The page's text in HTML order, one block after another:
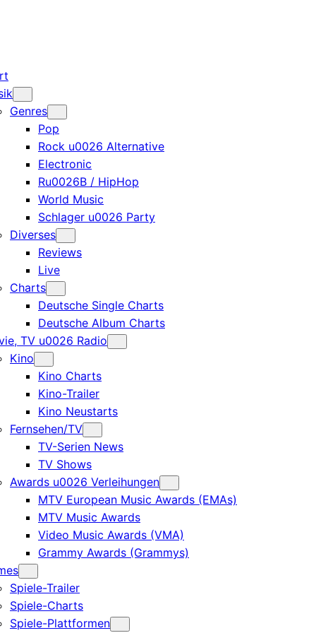
Genres
Pop
Rock u0026 Alternative
Electronic
Ru0026B / HipHop
World Music
Schlager u0026 Party
Diverses
Reviews
Live
Charts
Deutsche Single Charts
Deutsche Album Charts
TV u0026 Radio
Kino
Kino Charts
Kino-Trailer
Kino Neustarts
Fernsehen/TV
TV-Serien News
TV Shows
Awards u0026 Verleihungen
MTV European Music Awards (EMAs)
MTV Music Awards
Video Music Awards (VMA)
Grammy Awards (Grammys)
Spiele-Trailer
Spiele-Charts
Spiele-Plattformen